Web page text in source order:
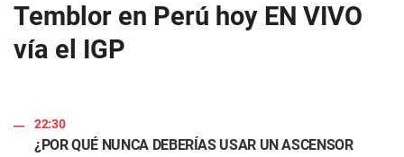
s
e
c
o
Temblor en Perú hoy EN VIVO
vía el IGP
22:30
¿POR QUÉ NUNCA DEBERÍAS USAR UN ASCENSOR